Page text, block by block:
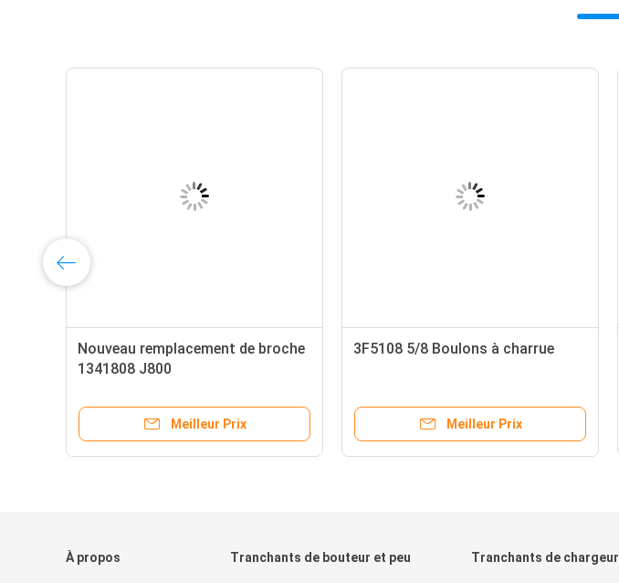
Nouveau remplacement de broche
1341808 J800
Meilleur Prix
3F5108 5/8 Boulons à charrue
Meilleur Prix
À propos Tranchants de bouteur et peu Tranchants de chargeur